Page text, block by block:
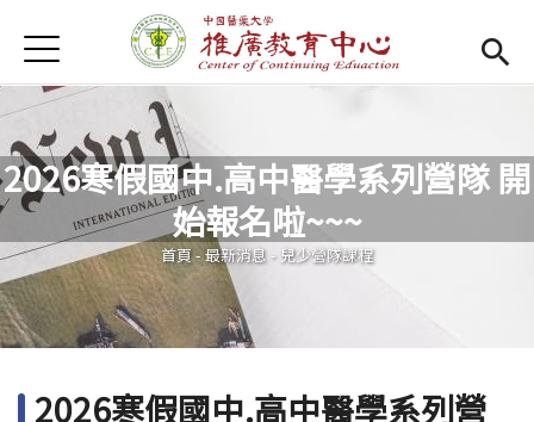
首頁
首頁
Open submenu (關於我們)
關於我們
最新消息
課程報名系統(link is external)
檔案下載
Jump to Navigation
Jump to Main content
2026寒假國中.高中醫學系列營隊 開
始報名啦~~~
您在這裡
首頁- 最新消息 - 兒少營隊課程
2026寒假國中.高中醫學系列營